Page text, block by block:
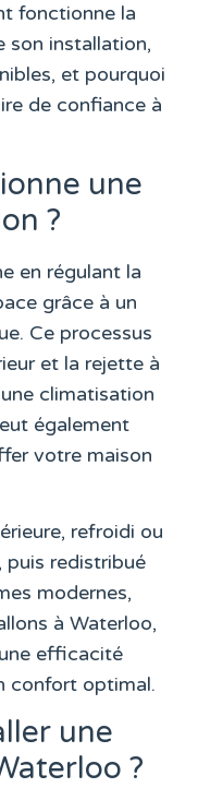
fonctionne la
son installation,
et pourquoi
de confiance à
une
?
en régulant la
grâce à un
Ce processus
et la rejette à
climatisation
également
votre maison
refroidi ou
puis redistribué
modernes,
à Waterloo,
efficacité
confort optimal.
une
?